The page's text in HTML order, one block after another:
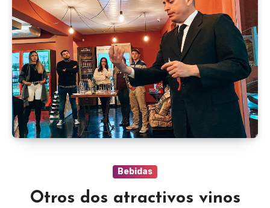
Bebidas
Otros dos atractivos vinos